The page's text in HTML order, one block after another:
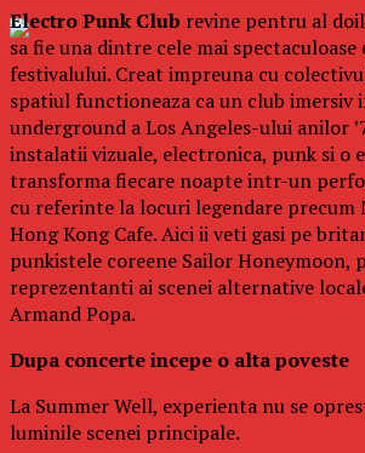
Electro Punk Club revine pentru al
sa fie una dintre cele mai
festivalului. Creat impreuna cu
spatiul functioneaza ca un club imersiv
underground a Los Angeles-ului anilor
instalatii vizuale, electronica, punk si o
transforma fiecare noapte intr-un
cu referinte la locuri legendare precum
Hong Kong Cafe. Aici ii veti gasi pe
punkistele coreene Sailor Honeymoon,
reprezentanti ai scenei alternative
Armand Popa.
Dupa concerte incepe o alta poveste
La Summer Well, experienta nu se
luminile scenei principale.